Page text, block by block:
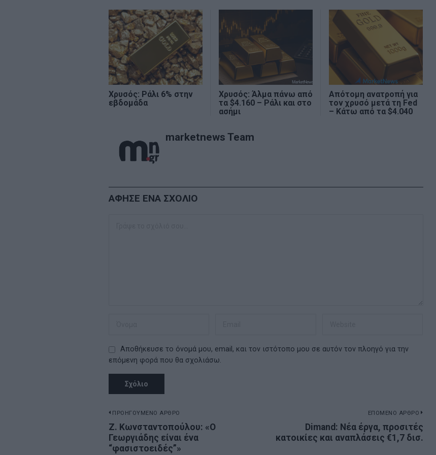
Χρυσός: Ράλι 6% στην
εβδομάδα
Χρυσός: Άλμα πάνω από
τα $4.160 – Ράλι και στο
ασήμι
Απότομη ανατροπή για
τον χρυσό μετά τη Fed
– Κάτω από τα $4.040
marketnews Team
ΑΦΗΣΕ ΕΝΑ ΣΧΟΛΙΟ
Αποθήκευσε το όνομά μου, email, και τον ιστότοπο μου σε αυτόν τον πλοηγό για την
επόμενη φορά που θα σχολιάσω.
Πλοήγηση
άρθρων
ΠΡΟΗΓΟΥΜΕΝΟ ΑΡΘΡΟ
Previous
post:
Ζ. Κωνσταντοπούλου: «Ο
Γεωργιάδης είναι ένα
“φασιστοειδές”»
ΕΠΟΜΕΝΟ ΑΡΘΡΟ
Next
post:
Dimand: Νέα έργα, προσιτές
κατοικίες και αναπλάσεις €1,7 δισ.